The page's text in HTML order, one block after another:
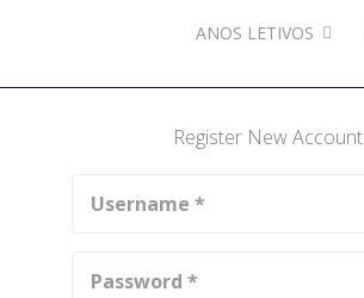
ANOS LETIVOS
Register New Account